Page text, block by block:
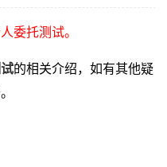
委托测试。
的相关介绍，如有其他疑